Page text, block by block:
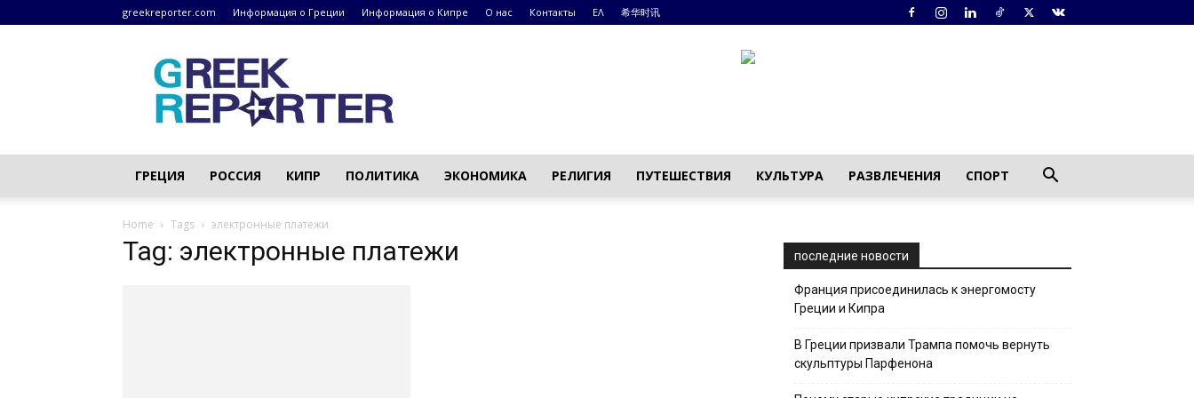
greekreporter.com Информация о Греции Информация о Кипре О нас Контакты ΕΛ 希华时讯
Греческие
новости
–
greekreporter.com
ГРЕЦИЯ РОССИЯ КИПР ПОЛИТИКА ЭКОНОМИКА РЕЛИГИЯ ПУТЕШЕСТВИЯ КУЛЬТУРА РАЗВЛЕЧЕНИЯ СПОРТ
Home Tags электронные платежи
Tag: электронные платежи последние новости
Франция присоединилась к энергомосту
Греции и Кипра
В Греции призвали Трампа помочь вернуть
скульптуры Парфенона